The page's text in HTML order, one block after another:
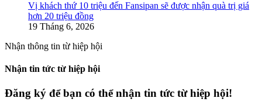
Vị khách thứ 10 triệu đến Fansipan sẽ được nhận quà trị giá
hơn 20 triệu đồng
19 Tháng 6, 2026
Nhận thông tin từ hiệp hội
Nhận tin tức từ hiệp hội
Đăng ký để bạn có thể nhận tin tức từ hiệp hội!